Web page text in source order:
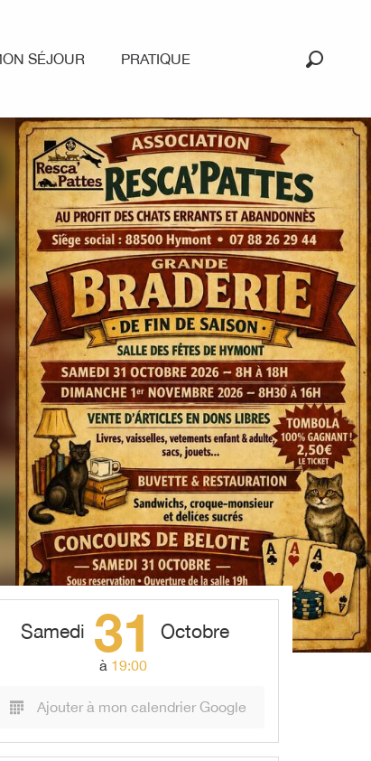
SÉJOUR PRATIQUE
Samedi 31 Octobre
à 19:00
Ajouter à mon calendrier Google